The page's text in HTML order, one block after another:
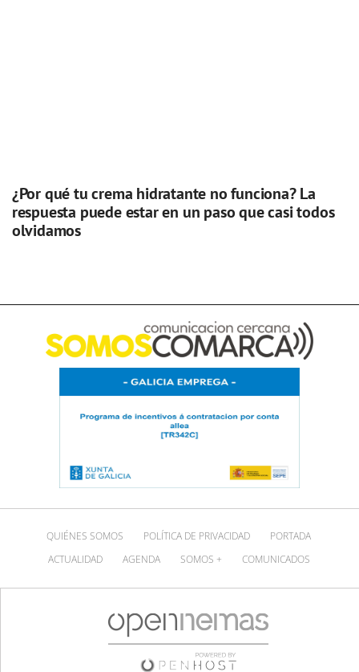
¿Por qué tu crema hidratante no funciona? La
respuesta puede estar en un paso que casi todos
olvidamos
QUIÉNES SOMOS POLÍTICA DE PRIVACIDAD
PORTADA
ACTUALIDAD
AGENDA SOMOS + COMUNICADOS